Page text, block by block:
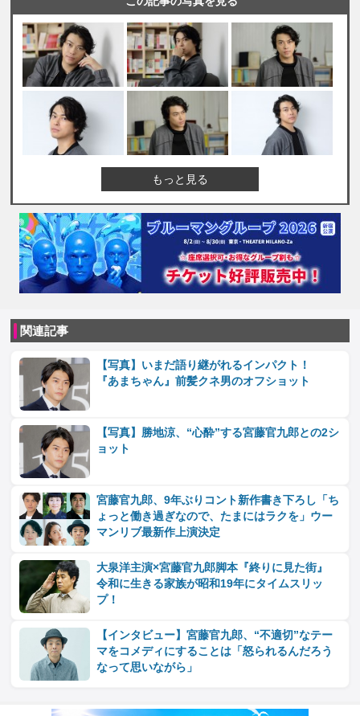
もっと見る
関連記事
【写真】いまだ語り継がれるインパクト！
『あまちゃん』前髪クネ男のオフショット
【写真】勝地涼、“心酔”する宮藤官九郎との2シ
ョット
宮藤官九郎、9年ぶりコント新作書き下ろし「ち
ょっと働き過ぎなので、たまにはラクを」ウー
マンリブ最新作上演決定
大泉洋主演×宮藤官九郎脚本『終りに見た街』
令和に生きる家族が昭和19年にタイムスリッ
プ！
【インタビュー】宮藤官九郎、“不適切”なテー
マをコメディにすることは「怒られるんだろう
なって思いながら」